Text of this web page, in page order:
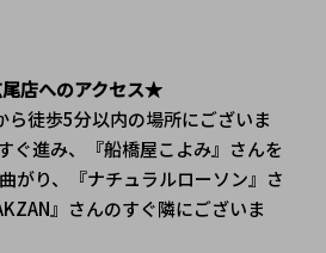
店へのアクセス★
ら徒歩5分以内の場所にございま
ぐ進み、『船橋屋こよみ』さんを
がり、『ナチュラルローソン』さ
』さんのすぐ隣にございま